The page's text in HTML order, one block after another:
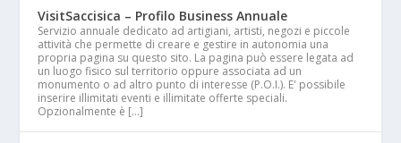
VisitSaccisica – Profilo Business Annuale
Servizio annuale dedicato ad artigiani, artisti, negozi e piccole
attività che permette di creare e gestire in autonomia una
propria pagina su questo sito. La pagina può essere legata ad
un luogo fisico sul territorio oppure associata ad un
monumento o ad altro punto di interesse (P.O.I.). E' possibile
inserire illimitati eventi e illimitate offerte speciali.
Opzionalmente è […]